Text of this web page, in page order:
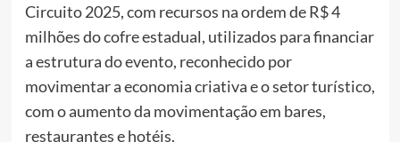
Circuito 2025, com recursos na ordem de R$ 4
milhões do cofre estadual, utilizados para financiar
a estrutura do evento, reconhecido por
movimentar a economia criativa e o setor turístico,
com o aumento da movimentação em bares,
restaurantes e hotéis.